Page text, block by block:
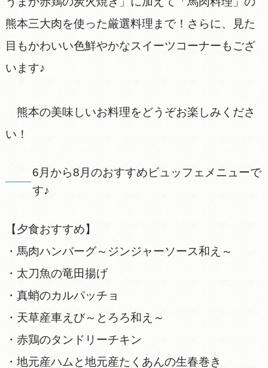
熊本三大肉を使った厳選料理まで！さらに、見た
目もかわいい色鮮やかなスイーツコーナーもござ
います♪
熊本の美味しいお料理をどうぞお楽しみくださ
い！
6月から8月のおすすめビュッフェメニューで
す♪
【夕食おすすめ】
・馬肉ハンバーグ～ジンジャーソース和え～
・太刀魚の竜田揚げ
・真蛸のカルパッチョ
・天草産車えび～とろろ和え～
・赤鶏のタンドリーチキン
・地元産ハムと地元産たくあんの生春巻き